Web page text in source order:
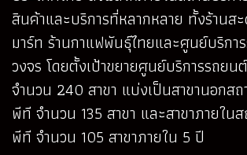
สินค้าและบริการที่หลากหลาย ทั้งร้านส
มาร์ท ร้านกาแฟพันธุ์ไทยและศูนย์บริกา
วงจร โดยตั้งเป้าขยายศูนย์บริการรถยนต์
จำนวน 240 สาขา แบ่งเป็นสาขานอกส
พีที จำนวน 135 สาขา และสาขาภายใน
พีที จำนวน 105 สาขาภายใน 5 ปี